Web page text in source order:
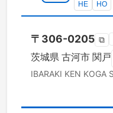
HE
HO
〒 306-0205 ⧉
茨城県 古河市 関戸
IBARAKI KEN KOGA